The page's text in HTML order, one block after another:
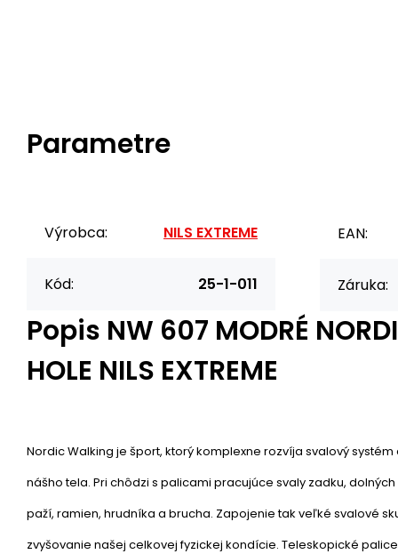
Parametre
Výrobca: NILS EXTREME
Kód: 25-1-011
EAN:
Záruka:
Popis NW 607 MODRÉ
HOLE NILS EXTREME
Nordic Walking je šport, ktorý komplexne rozvíja svalový
nášho tela. Pri chôdzi s palicami pracujúce svaly zadku,
paží, ramien, hrudníka a brucha. Zapojenie tak veľké svalové
zvyšovanie našej celkovej fyzickej kondície. Teleskopické